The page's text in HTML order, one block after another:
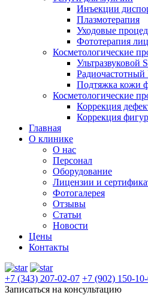
Инъекции
Плазмотерапия
Уходовые
Фототерапия
Косметологические
Ультразвуковой
Радиочастотный
Подтяжка кожи
Косметологические
Коррекция
Коррекция
Главная
О клинике
О нас
Персонал
Оборудование
Лицензии и
Фотогалерея
Отзывы
Статьи
Новости
Цены
Контакты
+7 (343) 207-02-07 +7 (902) 150-
Записаться на консультацию